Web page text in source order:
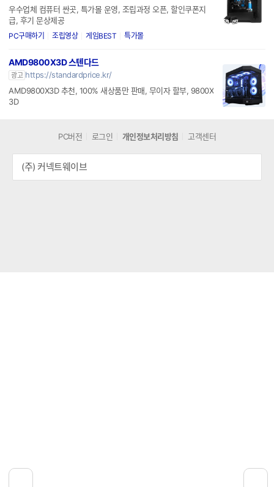
우수업체 컴퓨터 싼곳, 특가몰 운영, 조립과정 오픈, 할인쿠폰지
급, 후기 문상제공
PC구매하기 조립영상 게임BEST 특가몰
AMD9800X3D 스텐다드
광고 https://standardprice.kr/
AMD9800X3D 추천, 100% 새상품만 판매, 무이자 할부, 9800X
3D
PC버전 로그인 개인정보처리방침 고객센터
(주) 커넥트웨이브